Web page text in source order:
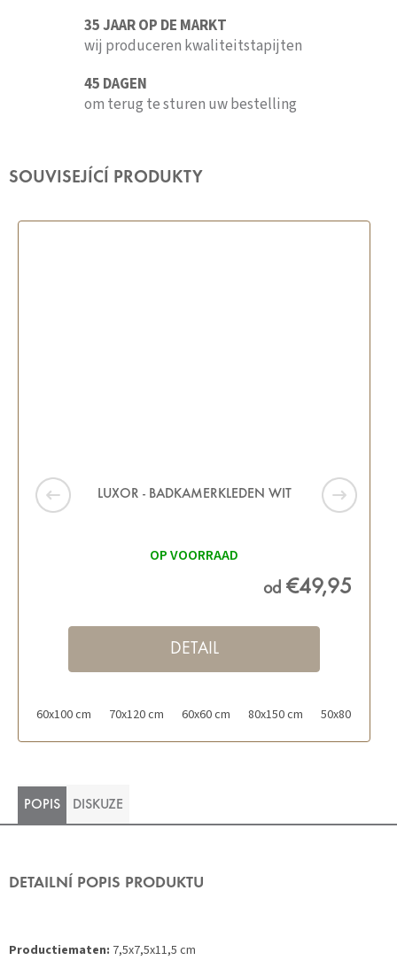
35 JAAR OP DE MARKT
wij produceren kwaliteitstapijten
45 DAGEN
om terug te sturen uw bestelling
SOUVISEJÍCÍ PRODUKTY
LUXOR - BADKAMERKLEDEN WIT
OP VOORRAAD
od €49,95
DETAIL
60x100 cm 70x120 cm 60x60 cm 80x150 cm 50x80 cm
POPIS DISKUZE
DETAILNÍ POPIS PRODUKTU
Productiematen: 7,5x7,5x11,5 cm